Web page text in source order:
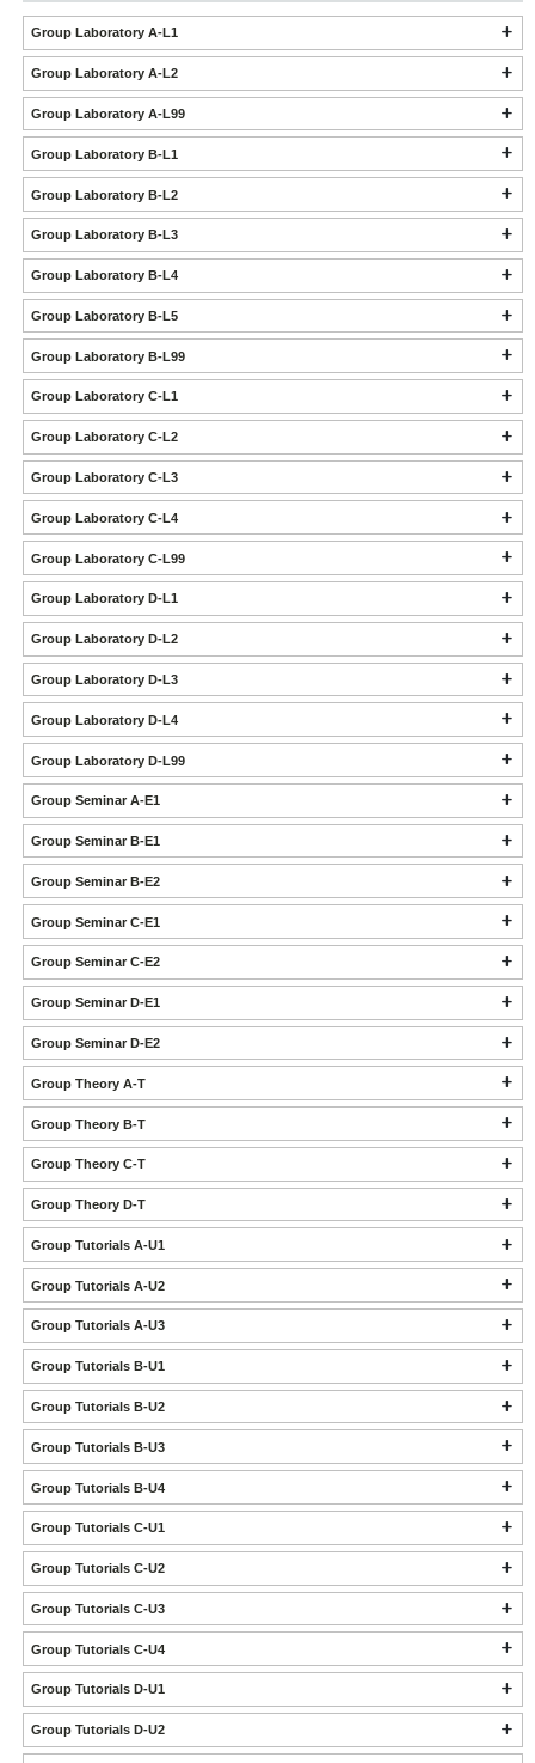
Group Laboratory A-L1
Group Laboratory A-L2
Group Laboratory A-L99
Group Laboratory B-L1
Group Laboratory B-L2
Group Laboratory B-L3
Group Laboratory B-L4
Group Laboratory B-L5
Group Laboratory B-L99
Group Laboratory C-L1
Group Laboratory C-L2
Group Laboratory C-L3
Group Laboratory C-L4
Group Laboratory C-L99
Group Laboratory D-L1
Group Laboratory D-L2
Group Laboratory D-L3
Group Laboratory D-L4
Group Laboratory D-L99
Group Seminar A-E1
Group Seminar B-E1
Group Seminar B-E2
Group Seminar C-E1
Group Seminar C-E2
Group Seminar D-E1
Group Seminar D-E2
Group Theory A-T
Group Theory B-T
Group Theory C-T
Group Theory D-T
Group Tutorials A-U1
Group Tutorials A-U2
Group Tutorials A-U3
Group Tutorials B-U1
Group Tutorials B-U2
Group Tutorials B-U3
Group Tutorials B-U4
Group Tutorials C-U1
Group Tutorials C-U2
Group Tutorials C-U3
Group Tutorials C-U4
Group Tutorials D-U1
Group Tutorials D-U2